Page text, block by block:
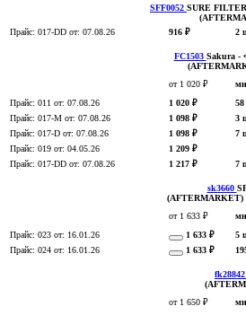
SFF0052 SURE
Прайс: 017-DD от: 07.08.26 916 ₽ 2
FC1503 Sakura -
от 1 020 ₽
Прайс: 011 от: 07.08.26 1 020 ₽
Прайс: 017-M от: 07.08.26 1 098 ₽ 3
Прайс: 017-D от: 07.08.26 1 098 ₽ 7
Прайс: 019 от: 04.05.26 1 209 ₽
Прайс: 017-DD от: 07.08.26 1 217 ₽ 7
sk3660
(AFTERMARKET)
от 1 633 ₽
Прайс: 023 от: 16.01.26 1 633 ₽ 5
Прайс: 024 от: 16.01.26 1 633 ₽
fk28842
от 1 650 ₽